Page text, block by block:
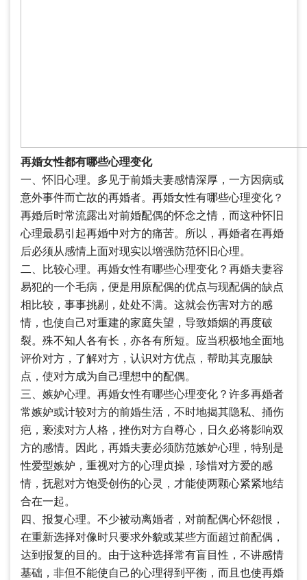
再婚女性都有哪些心理变化
一、怀旧心理。多见于前婚夫妻感情深厚，一方因病或
意外事件而亡故的再婚者。再婚女性有哪些心理变化？
再婚后时常流露出对前婚配偶的怀念之情，而这种怀旧
心理最易引起再婚中对方的痛苦。所以，再婚者在再婚
后必须从感情上面对现实以增强防范怀旧心理。
二、比较心理。再婚女性有哪些心理变化？再婚夫妻容
易犯的一个毛病，便是用原配偶的优点与现配偶的缺点
相比较，事事挑剔，处处不满。这就会伤害对方的感
情，也使自己对重建的家庭失望，导致婚姻的再度破
裂。殊不知人各有长，亦各有所短。应当积极地全面地
评价对方，了解对方，认识对方优点，帮助其克服缺
点，使对方成为自己理想中的配偶。
三、嫉妒心理。再婚女性有哪些心理变化？许多再婚者
常嫉妒或计较对方的前婚生活，不时地揭其隐私、捅伤
疤，亵渎对方人格，挫伤对方自尊心，日久必将影响双
方的感情。因此，再婚夫妻必须防范嫉妒心理，特别是
性爱型嫉妒，重视对方的心理贞操，珍惜对方爱的感
情，抚慰对方饱受创伤的心灵，才能使两颗心紧紧地结
合在一起。
四、报复心理。不少被动离婚者，对前配偶心怀怨恨，
在重新选择对像时只要求外貌或某些方面超过前配偶，
达到报复的目的。由于这种选择常有盲目性，不讲感情
基础，非但不能使自己的心理得到平衡，而且也使再婚